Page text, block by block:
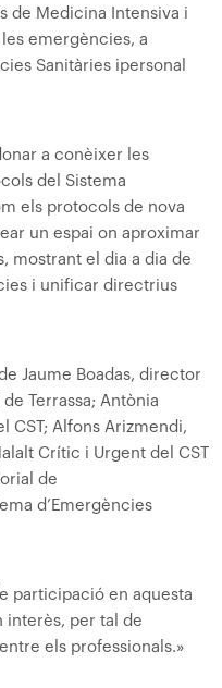
de Medicina Intensiva i
emergències, a
Sanitàries ipersonal
a conèixer les
del Sistema
els protocols de nova
un espai on aproximar
mostrant el dia a dia de
i unificar directrius
Jaume Boadas, director
Terrassa; Antònia
CST; Alfons Arizmendi,
Crític i Urgent del CST
de
d’Emergències
participació en aquesta
interès, per tal de
els professionals.»